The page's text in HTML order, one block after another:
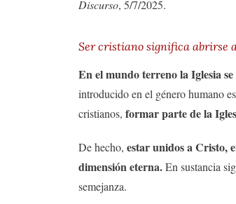
Discurso, 5/7/2025.
Ser cristiano significa abrirse
En el mundo terreno la Iglesia
introducido en el género humano
cristianos, formar parte de la
De hecho, estar unidos a Cristo,
dimensión eterna.En sustancia
semejanza.